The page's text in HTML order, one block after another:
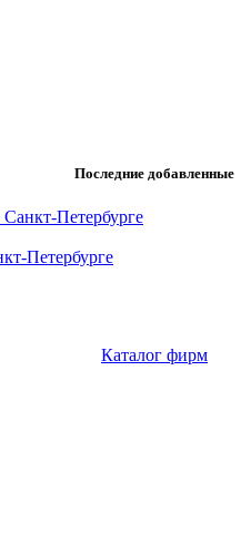
Последние добавленные
Петербурге
Петербурге
Каталог фирм